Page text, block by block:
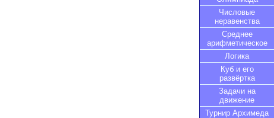
Числовые
неравенства
Среднее
арифметическое
Логика
Куб и его
развёртка
Задачи на
движение
Турнир Архимеда